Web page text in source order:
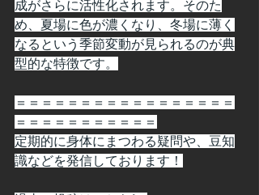
成がさらに活性化されます。そのた
め、夏場に色が濃くなり、冬場に薄く
なるという季節変動が見られるのが典
型的な特徴です。
＝＝＝＝＝＝＝＝＝＝＝＝＝＝＝＝＝
＝＝＝＝＝＝＝＝＝＝＝
定期的に身体にまつわる疑問や、豆知
識などを発信しております！